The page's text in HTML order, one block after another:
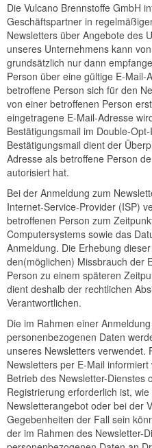
Die Vulcano Brennstoffe GmbH
Geschäftspartner in
Newsletters über Angebote des
unseres Unternehmens kann
grundsätzlich nur dann
Person über eine gültige E-
betroffene Person sich für den
von einer betroffenen Person
eingetragene E-Mail-Adresse
Bestätigungsmail im Double-
Bestätigungsmail dient der
Adresse als betroffene Person
autorisiert hat.
Bei der Anmeldung zum
Internet-Service-Provider (ISP)
betroffenen Person zum
Computersystems sowie das
Anmeldung. Die Erhebung
den(möglichen) Missbrauch der
Person zu einem späteren
dient deshalb der rechtlichen
Verantwortlichen.
Die im Rahmen einer
personenbezogenen Daten
unseres Newsletters
Newsletters per E-Mail
Betrieb des Newsletter-Dienstes
Registrierung erforderlich ist,
Newsletterangebot oder bei der
Gegebenheiten der Fall sein
der im Rahmen des Newsletter-